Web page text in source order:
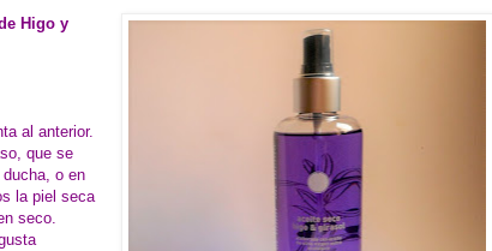
Higo y
al anterior.
que se
o en
la piel seca
seco.